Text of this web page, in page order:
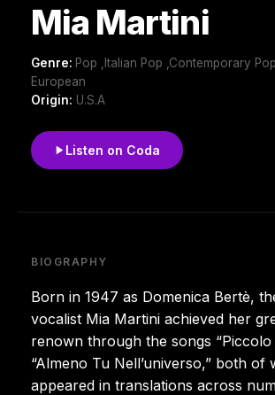
Mia Martini
Genre: Pop ,Italian Pop ,Contemporary
European
Origin: U.S.A
Listen on Coda
BIOGRAPHY
Born in 1947 as Domenica Bertè,
vocalist Mia Martini achieved her
renown through the songs “Piccolo
“Almeno Tu Nell’universo,” both of
appeared in translations across